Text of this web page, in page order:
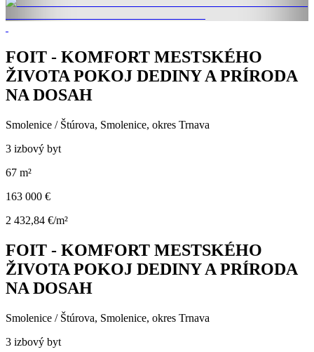
FOIT - KOMFORT MESTSKÉHO
ŽIVOTA POKOJ DEDINY A PRÍRODA
NA DOSAH
Smolenice / Štúrova, Smolenice, okres Trnava
3 izbový byt
67 m²
163 000 €
2 432,84 €/m²
FOIT - KOMFORT MESTSKÉHO
ŽIVOTA POKOJ DEDINY A PRÍRODA
NA DOSAH
Smolenice / Štúrova, Smolenice, okres Trnava
3 izbový byt